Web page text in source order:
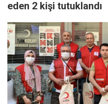
eden 2 kişi tutuklandı